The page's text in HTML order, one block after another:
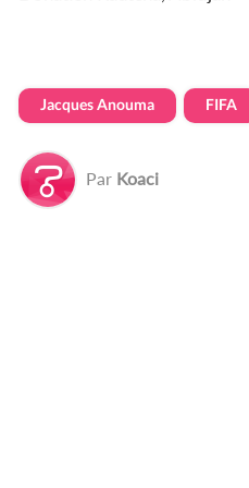
Jacques Anouma FIFA
Par Koaci